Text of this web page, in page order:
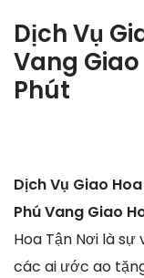
Dịch Vụ
Vang Giao
Phút
Dịch Vụ Giao
Phú Vang Giao
Hoa Tận Nơi là
các ai ước ao